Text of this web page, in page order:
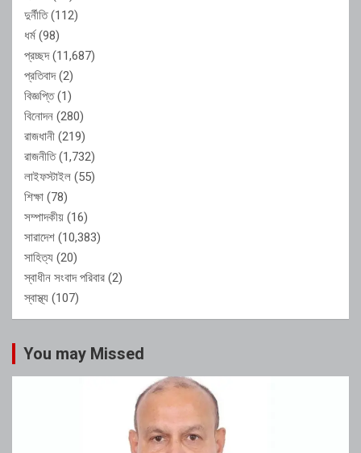
দুর্নীতি(112)
ধর্ম(98)
প্রচ্ছদ(11,687)
প্রতিবাদ(2)
বিজ্ঞপ্তি(1)
বিনোদন (280)
রাজধানী (219)
রাজনীতি(1,732)
লাইফস্টাইল (55)
শিক্ষা (78)
সম্পাদকীয় (16)
সারাদেশ (10,383)
সাহিত্য (20)
স্বাধীন সংবাদ পরিবার (2)
স্বাস্থ্য (107)
You may Missed